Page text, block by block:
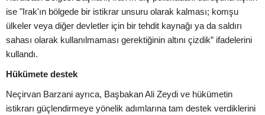
ise "Irak'ın bölgede bir istikrar unsuru olarak kalması; komşu
ülkeler veya diğer devletler için bir tehdit kaynağı ya da saldırı
sahası olarak kullanılmaması gerektiğinin altını çizdik” ifadelerini
kullandı.
Hükümete destek
Neçirvan Barzani ayrıca, Başbakan Ali Zeydi ve hükümetin
istikrarı güçlendirmeye yönelik adımlarına tam destek verdiklerini